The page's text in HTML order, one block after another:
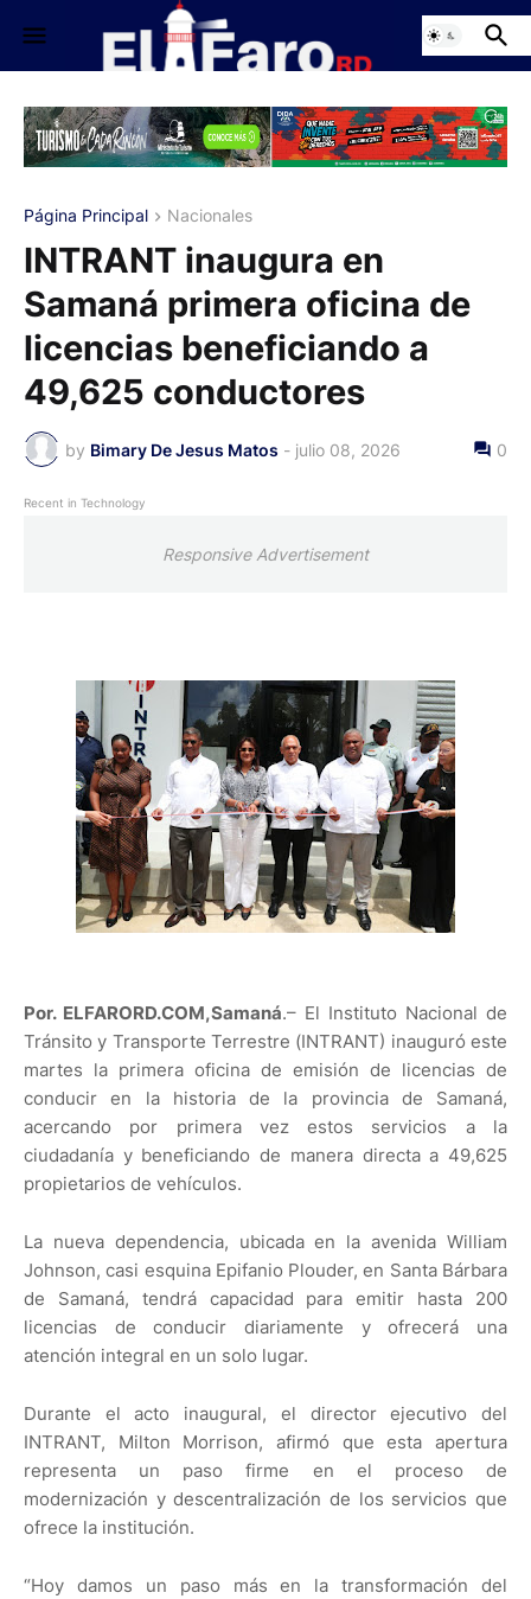
Página Principal Nacionales
INTRANT inaugura en
Samaná primera oficina de
licencias beneficiando a
49,625 conductores
by Bimary De Jesus Matos - julio 08, 2026 0
Recent in Technology
Responsive Advertisement
Por. ELFARORD.COM,Samaná.– El Instituto Nacional de
Tránsito y Transporte Terrestre (INTRANT) inauguró este
martes la primera oficina de emisión de licencias de
conducir en la historia de la provincia de Samaná,
acercando por primera vez estos servicios a la
ciudadanía y beneficiando de manera directa a 49,625
propietarios de vehículos.
La nueva dependencia, ubicada en la avenida William
Johnson, casi esquina Epifanio Plouder, en Santa Bárbara
de Samaná, tendrá capacidad para emitir hasta 200
licencias de conducir diariamente y ofrecerá una
atención integral en un solo lugar.
Durante el acto inaugural, el director ejecutivo del
INTRANT, Milton Morrison, afirmó que esta apertura
representa un paso firme en el proceso de
modernización y descentralización de los servicios que
ofrece la institución.
“Hoy damos un paso más en la transformación del